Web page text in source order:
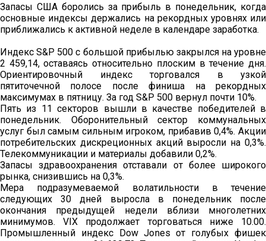
Запасы США боролись за прибыль в понедельник, когда
основные индексы держались на рекордных уровнях или
приближались к активной неделе в календаре заработка.
Индекс S&P 500 с большой прибылью закрылся на уровне
2 459,14, оставаясь относительно плоским в течение дня.
Ориентировочный индекс торговался в узкой
пятиточечной полосе после финиша на рекордных
максимумах в пятницу. За год S&P 500 вернул почти 10%.
Пять из 11 секторов вышли в качестве победителей в
понедельник. Оборонительный сектор коммунальных
услуг был самым сильным игроком, прибавив 0,4%. Акции
потребительских дискреционных акций выросли на 0,3%.
Телекоммуникации и материалы добавили 0,2%.
Запасы здравоохранения отставали от более широкого
рынка, снизившись на 0,3%.
Мера подразумеваемой волатильности в течение
следующих 30 дней выросла в понедельник после
окончания предыдущей недели вблизи многолетних
минимумов. VIX продолжает торговаться ниже 10.00.
Промышленный индекс Dow Jones от голубых фишек